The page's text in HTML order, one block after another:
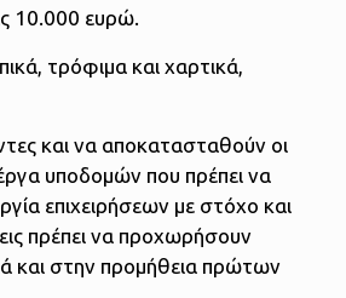
10.000 ευρώ.
τρόφιμα και χαρτικά,
και να αποκατασταθούν οι
υποδομών που πρέπει να
επιχειρήσεων με στόχο και
πρέπει να προχωρήσουν
και στην προμήθεια πρώτων